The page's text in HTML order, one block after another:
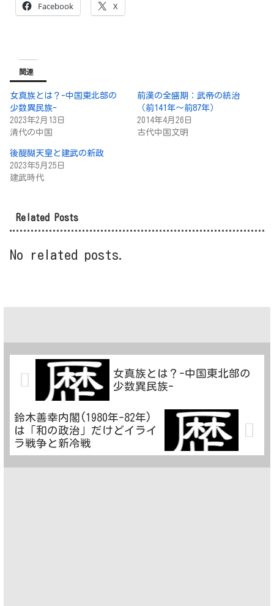
Facebook X
関連
女真族とは？-中国東北部の
少数異民族-
2023年2月13日
清代の中国
前漢の全盛期：武帝の統治
（前141年〜前87年）
2014年4月26日
古代中国文明
後醍醐天皇と建武の新政
2023年5月25日
建武時代
Related Posts
No related posts.
女真族とは？-中国東北部の
少数異民族-
鈴木善幸内閣(1980年-82年)
は「和の政治」だけどイライ
ラ戦争と新冷戦